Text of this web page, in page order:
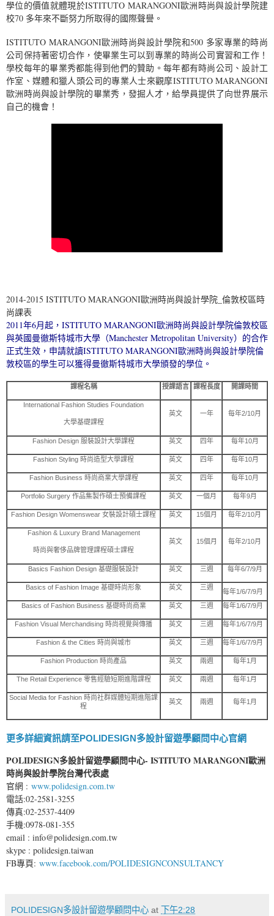
學位的價值就體現於ISTITUTO MARANGONI歐洲時尚與設計學院建
校70 多年來不斷努力所取得的國際聲譽。
ISTITUTO MARANGONI歐洲時尚與設計學院和500 多家專業的時尚
公司保持著密切合作，使畢業生可以到專業的時尚公司實習和工作！
學校每年的畢業秀都能得到他們的贊助。每年都有時尚公司、設計工
作室、媒體和獵人頭公司的專業人士來觀摩ISTITUTO MARANGONI
歐洲時尚與設計學院的畢業秀，發掘人才，給學員提供了向世界展示
自己的機會！
2014-2015 ISTITUTO MARANGONI歐洲時尚與設計學院_倫敦校區時
尚課表
2011年6月起，ISTITUTO MARANGONI歐洲時尚與設計學院倫敦校區
與英國曼徹斯特城市大學（Manchester Metropolitan University）的合作
正式生效，申請就讀ISTITUTO MARANGONI歐洲時尚與設計學院倫
敦校區的學生可以獲得曼徹斯特城市大學頒發的學位。
課程名稱 授課語言 課程長度 開課時間
International Fashion Studies Foundation
大學基礎課程
英文 一年 每年2/10月
Fashion Design 服裝設計大學課程 英文 四年 每年10月
Fashion Styling 時尚造型大學課程 英文 四年 每年10月
Fashion Business 時尚商業大學課程 英文 四年 每年10月
Portfolio Surgery 作品集製作碩士預備課程 英文 一個月 每年9月
Fashion Design Womenswear 女裝設計碩士課程 英文 15個月 每年2/10月
Fashion & Luxury Brand Management
時尚與奢侈品牌管理課程碩士課程
英文 15個月 每年2/10月
Basics Fashion Design 基礎服裝設計 英文 三週 每年6/7/9月
Basics of Fashion Image 基礎時尚形象 英文 三週
每年1/6/7/9月
Basics of Fashion Business 基礎時尚商業
英文 三週 每年1/6/7/9月
Fashion Visual Merchandising 時尚視覺與傳播 英文 三週 每年1/6/7/9月
Fashion & the Cities 時尚與城市 英文 三週 每年1/6/7/9月
Fashion Production 時尚產品 英文 兩週 每年1月
The Retail Experience 零售經驗短期進階課程 英文 兩週 每年1月
Social Media for Fashion 時尚社群媒體短期進階課
程
英文 兩週 每年1月
更多詳細資訊請至POLIDESIGN多設計留遊學顧問中心官網
POLIDESIGN多設計留遊學顧問中心- ISTITUTO MARANGONI歐洲
時尚與設計學院台灣代表處
官網 : www.polidesign.com.tw
電話:02-2581-3255
傳真:02-2537-4409
手機:0978-081-355
email : info@polidesign.com.tw
skype : polidesign.taiwan
FB專頁: www.facebook.com/POLIDESIGNCONSULTANCY
POLIDESIGN多設計留遊學顧問中心 at 下午2:28